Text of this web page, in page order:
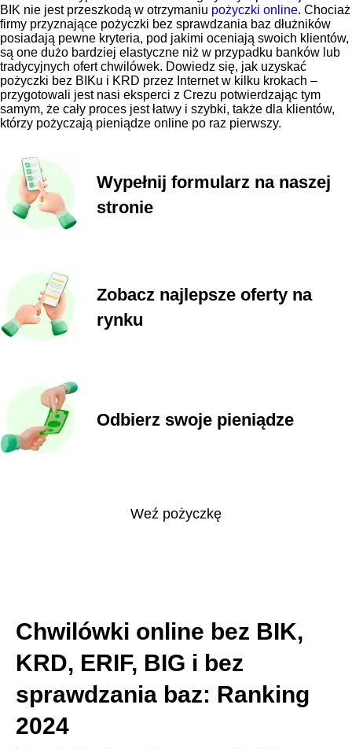
BIK nie jest przeszkodą w otrzymaniu pożyczki online. Chociaż
firmy przyznające pożyczki bez sprawdzania baz dłużników
posiadają pewne kryteria, pod jakimi oceniają swoich klientów,
są one dużo bardziej elastyczne niż w przypadku banków lub
tradycyjnych ofert chwilówek. Dowiedz się, jak uzyskać
pożyczki bez BIKu i KRD przez Internet w kilku krokach –
przygotowali jest nasi eksperci z Crezu potwierdzając tym
samym, że cały proces jest łatwy i szybki, także dla klientów,
którzy pożyczają pieniądze online po raz pierwszy.
Wypełnij formularz na naszej
stronie
Zobacz najlepsze oferty na
rynku
Odbierz swoje pieniądze
Weź pożyczkę
Chwilówki online bez BIK,
KRD, ERIF, BIG i bez
sprawdzania baz: Ranking
2024